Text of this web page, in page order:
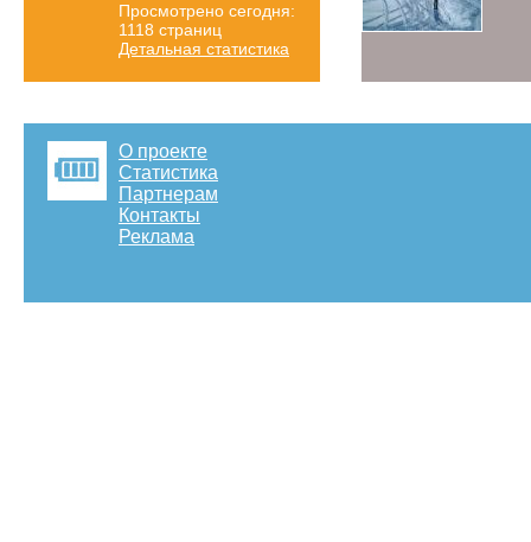
Просмотрено сегодня:
1118 страниц
Детальная статистика
О проекте
Статистика
Партнерам
Контакты
Реклама